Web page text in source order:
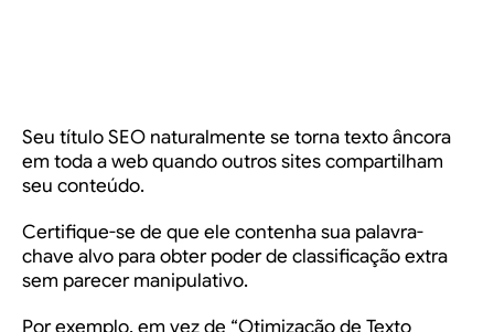
Seu título SEO naturalmente se torna texto âncora
em toda a web quando outros sites compartilham
seu conteúdo.
Certifique-se de que ele contenha sua palavra-
chave alvo para obter poder de classificação extra
sem parecer manipulativo.
Por exemplo, em vez de “Otimização de Texto